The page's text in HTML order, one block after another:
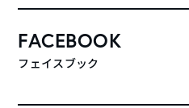
FACEBOOK
フェイスブック